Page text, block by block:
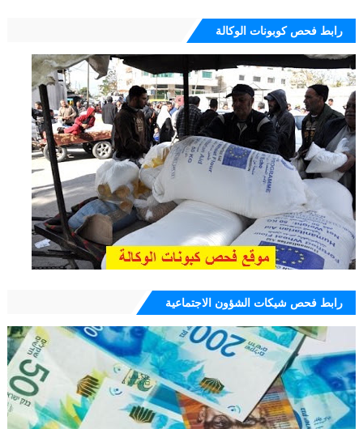
رابط فحص كوبونات الوكالة
رابط فحص شيكات الشؤون الاجتماعية